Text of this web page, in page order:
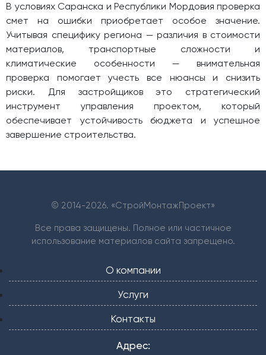
В условиях Саранска и Республики Мордовия проверка
смет на ошибки приобретает особое значение.
Учитывая специфику региона — различия в стоимости
материалов, транспортные сложности и
климатические особенности — внимательная
проверка помогает учесть все нюансы и снизить
риски. Для застройщиков это стратегический
инструмент управления проектом, который
обеспечивает устойчивость бюджета и успешное
завершение строительства.
© 2014-2026. «СтройМонтажПроект»
Все права защищены. Полное или частичное
использование материалов сайта запрещено.
О компании
Услуги
Контакты
Адрес: